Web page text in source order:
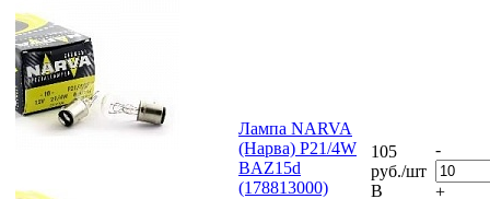
Лампа NARVA
(Нарва) P21/4W
BAZ15d
(178813000)
105
руб./шт
В
-
+